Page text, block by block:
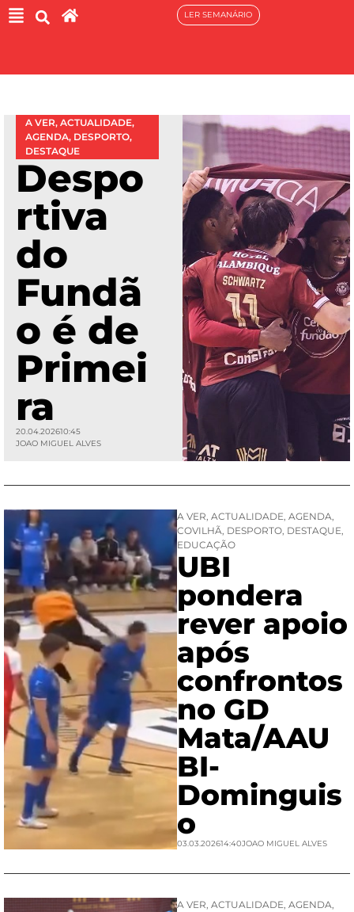
LER SEMANÁRIO
A VER, ACTUALIDADE,
AGENDA, DESPORTO,
DESTAQUE
Despo
rtiva
do
Fundã
o é de
Primei
ra
20.04.202610:45
JOAO MIGUEL ALVES
A VER, ACTUALIDADE, AGENDA,
COVILHÃ, DESPORTO, DESTAQUE,
EDUCAÇÃO
UBI
pondera
rever apoio
após
confrontos
no GD
Mata/AAU
BI-
Dominguis
o
03.03.202614:40JOAO MIGUEL ALVES
A VER, ACTUALIDADE, AGENDA,